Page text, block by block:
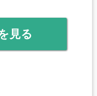
見る